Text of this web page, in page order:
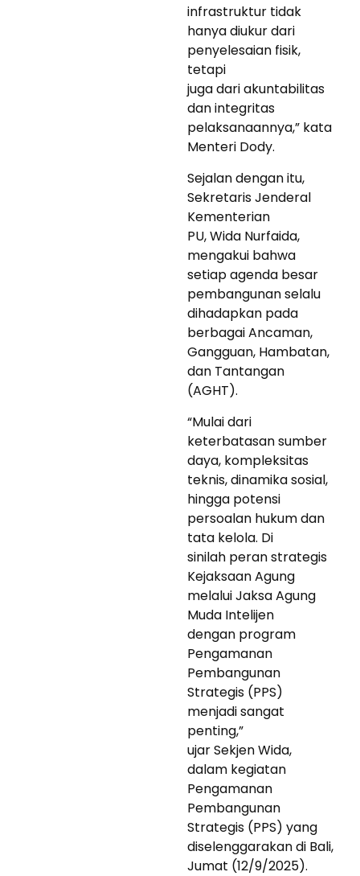
infrastruktur tidak
hanya diukur dari
penyelesaian fisik,
tetapi
juga dari akuntabilitas
dan integritas
pelaksanaannya,” kata
Menteri Dody.
Sejalan dengan itu,
Sekretaris Jenderal
Kementerian
PU, Wida Nurfaida,
mengakui bahwa
setiap agenda besar
pembangunan selalu
dihadapkan pada
berbagai Ancaman,
Gangguan, Hambatan,
dan Tantangan
(AGHT).
“Mulai dari
keterbatasan sumber
daya, kompleksitas
teknis, dinamika sosial,
hingga potensi
persoalan hukum dan
tata kelola. Di
sinilah peran strategis
Kejaksaan Agung
melalui Jaksa Agung
Muda Intelijen
dengan program
Pengamanan
Pembangunan
Strategis (PPS)
menjadi sangat
penting,”
ujar Sekjen Wida,
dalam kegiatan
Pengamanan
Pembangunan
Strategis (PPS) yang
diselenggarakan di Bali,
Jumat (12/9/2025).